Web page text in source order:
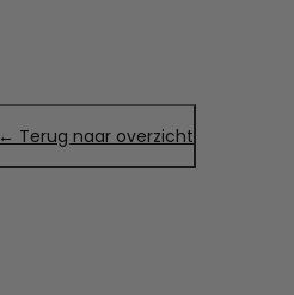
← Terug naar overzicht